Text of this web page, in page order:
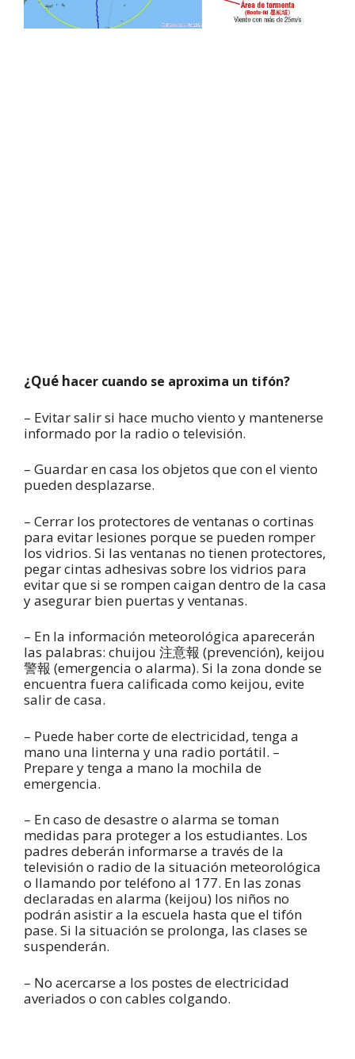
¿Qué hacer cuando se aproxima un tifón?
– Evitar salir si hace mucho viento y mantenerse
informado por la radio o televisión.
– Guardar en casa los objetos que con el viento
pueden desplazarse.
– Cerrar los protectores de ventanas o cortinas
para evitar lesiones porque se pueden romper
los vidrios. Si las ventanas no tienen protectores,
pegar cintas adhesivas sobre los vidrios para
evitar que si se rompen caigan dentro de la casa
y asegurar bien puertas y ventanas.
– En la información meteorológica aparecerán
las palabras: chuijou 注意報 (prevención), keijou
警報 (emergencia o alarma). Si la zona donde se
encuentra fuera calificada como keijou, evite
salir de casa.
– Puede haber corte de electricidad, tenga a
mano una linterna y una radio portátil. –
Prepare y tenga a mano la mochila de
emergencia.
– En caso de desastre o alarma se toman
medidas para proteger a los estudiantes. Los
padres deberán informarse a través de la
televisión o radio de la situación meteorológica
o llamando por teléfono al 177. En las zonas
declaradas en alarma (keijou) los niños no
podrán asistir a la escuela hasta que el tifón
pase. Si la situación se prolonga, las clases se
suspenderán.
– No acercarse a los postes de electricidad
averiados o con cables colgando.